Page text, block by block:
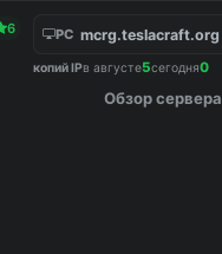
6 PC mcrg.teslacraft.org
копий IPв августе5сегодня0
Обзор сервера